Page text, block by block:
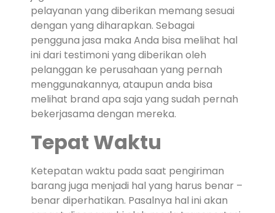
pelayanan yang diberikan memang sesuai
dengan yang diharapkan. Sebagai
pengguna jasa maka Anda bisa melihat hal
ini dari testimoni yang diberikan oleh
pelanggan ke perusahaan yang pernah
menggunakannya, ataupun anda bisa
melihat brand apa saja yang sudah pernah
bekerjasama dengan mereka.
Tepat Waktu
Ketepatan waktu pada saat pengiriman
barang juga menjadi hal yang harus benar –
benar diperhatikan. Pasalnya hal ini akan